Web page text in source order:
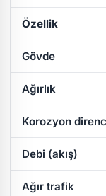
Özellik
Gövde
Ağırlık
Korozyon
Debi (akış)
Ağır trafik